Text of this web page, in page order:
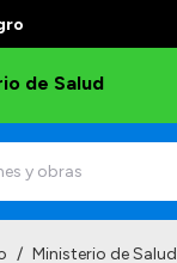
de Salud
/ Ministerio de Salud